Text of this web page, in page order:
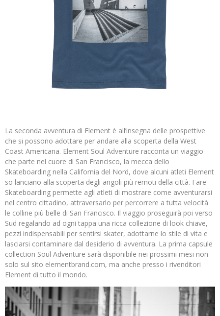
La seconda avventura di Element è all’insegna delle prospettive
che si possono adottare per andare alla scoperta della West
Coast Americana. Element Soul Adventure racconta un viaggio
che parte nel cuore di San Francisco, la mecca dello
Skateboarding nella California del Nord, dove alcuni atleti Element
so lanciano alla scoperta degli angoli più remoti della città. Fare
Skateboarding permette agli atleti di mostrare come avventurarsi
nel centro cittadino, attraversarlo per percorrere a tutta velocità
le colline più belle di San Francisco. Il viaggio proseguirà poi verso
Sud regalando ad ogni tappa una ricca collezione di look chiave,
pezzi indispensabili per sentirsi skater, adottarne lo stile di vita e
lasciarsi contaminare dal desiderio di avventura. La prima capsule
collection Soul Adventure sarà disponibile nei prossimi mesi non
solo sul sito elementbrand.com, ma anche presso i rivenditori
Element di tutto il mondo.